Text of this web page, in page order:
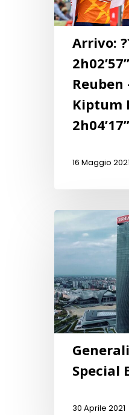
Arrivo:
Reuben
Kiptum
2h04’17”
16 Maggio 2021
Special
30 Aprile 2021